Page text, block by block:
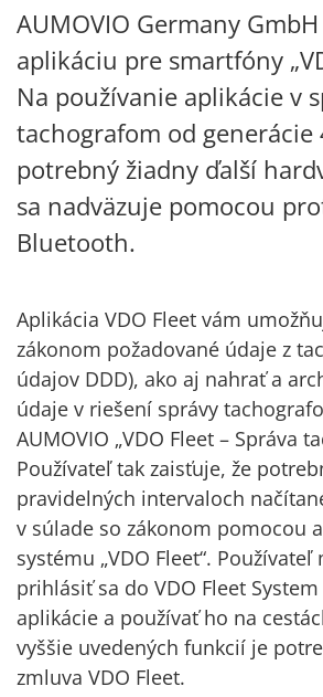
AUMOVIO Germany
aplikáciu pre smartfóny
Na používanie aplikácie v
tachografom od generácie
potrebný žiadny ďalší
sa nadväzuje pomocou
Bluetooth.
Aplikácia VDO Fleet vám
zákonom požadované údaje z
údajov DDD), ako aj nahrať a
údaje v riešení správy
AUMOVIO „VDO Fleet – Správa
Používateľ tak zaisťuje, že
pravidelných intervaloch
v súlade so zákonom pomocou
systému „VDO Fleet“.
prihlásiť sa do VDO Fleet
aplikácie a používať ho na
vyššie uvedených funkcií je
zmluva VDO Fleet.